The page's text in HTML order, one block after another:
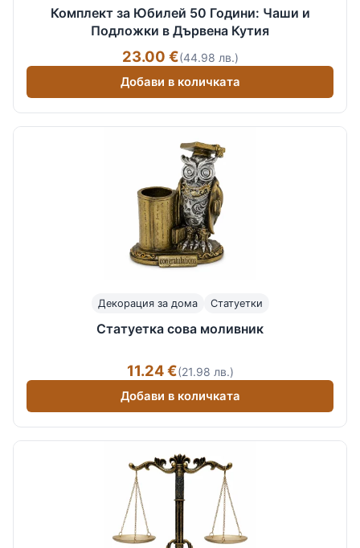
Комплект за Юбилей 50 Години: Чаши и
Подложки в Дървена Кутия
23.00 €(44.98 лв.)
Добави в количката
Декорация за дома Статуетки
Статуетка сова моливник
11.24 €(21.98 лв.)
Добави в количката